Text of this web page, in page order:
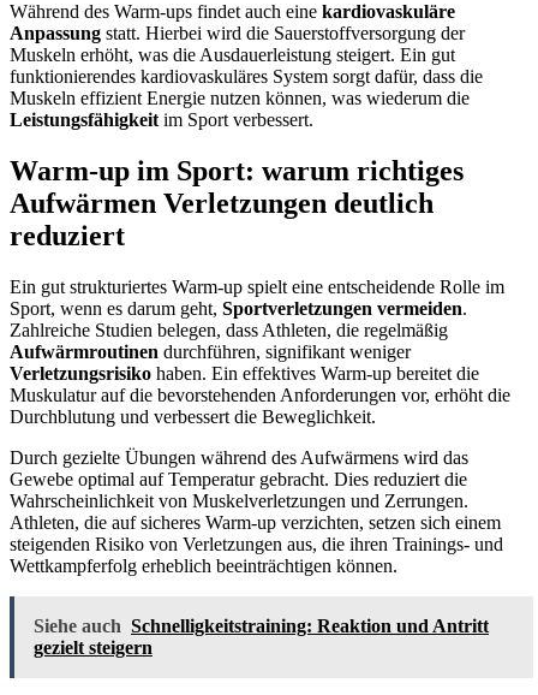
Während des Warm-ups findet auch eine kardiovaskuläre
Anpassung statt. Hierbei wird die Sauerstoffversorgung der
Muskeln erhöht, was die Ausdauerleistung steigert. Ein gut
funktionierendes kardiovaskuläres System sorgt dafür, dass die
Muskeln effizient Energie nutzen können, was wiederum die
Leistungsfähigkeit im Sport verbessert.
Warm-up im Sport: warum richtiges
Aufwärmen Verletzungen deutlich
reduziert
Ein gut strukturiertes Warm-up spielt eine entscheidende Rolle im
Sport, wenn es darum geht, Sportverletzungen vermeiden.
Zahlreiche Studien belegen, dass Athleten, die regelmäßig
Aufwärmroutinen durchführen, signifikant weniger
Verletzungsrisiko haben. Ein effektives Warm-up bereitet die
Muskulatur auf die bevorstehenden Anforderungen vor, erhöht die
Durchblutung und verbessert die Beweglichkeit.
Durch gezielte Übungen während des Aufwärmens wird das
Gewebe optimal auf Temperatur gebracht. Dies reduziert die
Wahrscheinlichkeit von Muskelverletzungen und Zerrungen.
Athleten, die auf sicheres Warm-up verzichten, setzen sich einem
steigenden Risiko von Verletzungen aus, die ihren Trainings- und
Wettkampferfolg erheblich beeinträchtigen können.
Siehe auch Schnelligkeitstraining: Reaktion und Antritt
gezielt steigern